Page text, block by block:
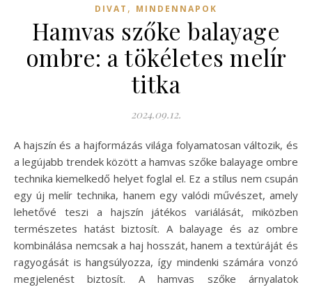
DIVAT , MINDENNAPOK
Hamvas szőke balayage
ombre: a tökéletes melír
titka
2024.09.12.
A hajszín és a hajformázás világa folyamatosan változik, és
a legújabb trendek között a hamvas szőke balayage ombre
technika kiemelkedő helyet foglal el. Ez a stílus nem csupán
egy új melír technika, hanem egy valódi művészet, amely
lehetővé teszi a hajszín játékos variálását, miközben
természetes hatást biztosít. A balayage és az ombre
kombinálása nemcsak a haj hosszát, hanem a textúráját és
ragyogását is hangsúlyozza, így mindenki számára vonzó
megjelenést biztosít. A hamvas szőke árnyalatok